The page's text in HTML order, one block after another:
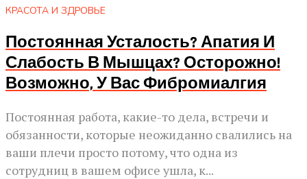
КРАСОТА И ЗДРОВЬЕ
Постоянная Усталость? Апатия И
Слабость В Мышцах? Осторожно!
Возможно, У Вас Фибромиалгия
Постоянная работа, какие-то дела, встречи и
обязанности, которые неожиданно свалились на
ваши плечи просто потому, что одна из
сотрудниц в вашем офисе ушла, к...